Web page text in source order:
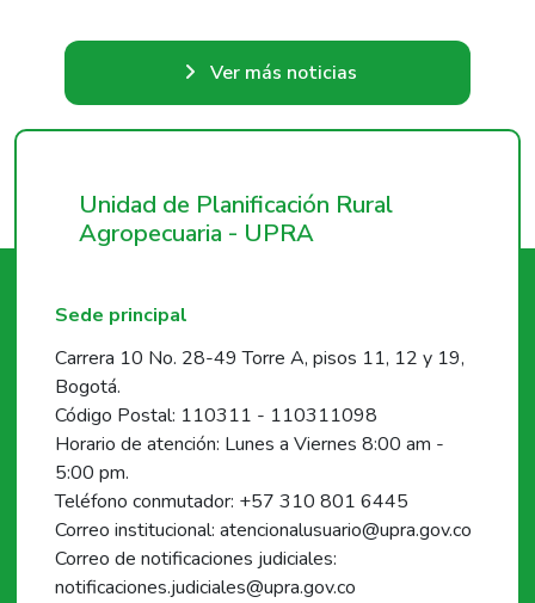
Ver más noticias
Unidad de Planificación Rural
Agropecuaria - UPRA
Sede principal
Carrera 10 No. 28-49 Torre A, pisos 11, 12 y 19,
Bogotá.
Código Postal: 110311 - 110311098
Horario de atención: Lunes a Viernes 8:00 am -
5:00 pm.
Teléfono conmutador: +57 310 801 6445
Correo institucional: atencionalusuario@upra.gov.co
Correo de notificaciones judiciales:
notificaciones.judiciales@upra.gov.co